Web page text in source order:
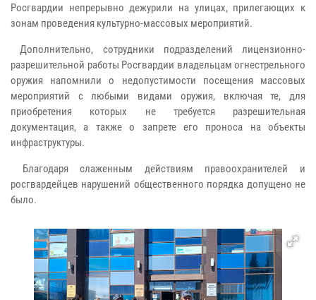
Росгвардии непрерывно дежурили на улицах, прилегающих к
зонам проведения культурно-массовых мероприятий.
Дополнительно, сотрудники подразделений лицензионно-
разрешительной работы Росгвардии владельцам огнестрельного
оружия напомнили о недопустимости посещения массовых
мероприятий с любыми видами оружия, включая те, для
приобретения которых не требуется разрешительная
документация, а также о запрете его проноса на объекты
инфраструктуры.
Благодаря слаженным действиям правоохранителей и
росгвардейцев нарушений общественного порядка допущено не
было.